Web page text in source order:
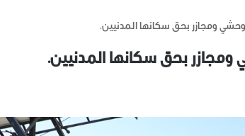
ومجازر بحق سكانها المدنيين.
بحق سكانها المدنيين.